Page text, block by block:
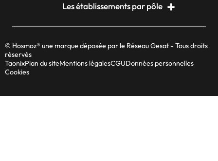
Les établissements par pôle
© Hosmoz® une marque déposée par le Réseau Gesat - Tous droits
réservés
TaonixPlan du siteMentions légalesCGUDonnées personnelles
Cookies